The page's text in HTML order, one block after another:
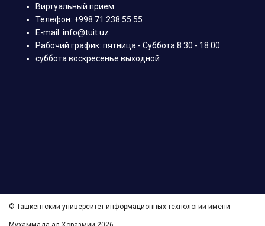
Виртуальный прием
Телефон: +998 71 238 55 55
E-mail: info@tuit.uz
Рабочий график: пятница - Суббота 8:30 - 18:00
суббота воскресенье выходной
© Ташкентский университет информационных технологий имени